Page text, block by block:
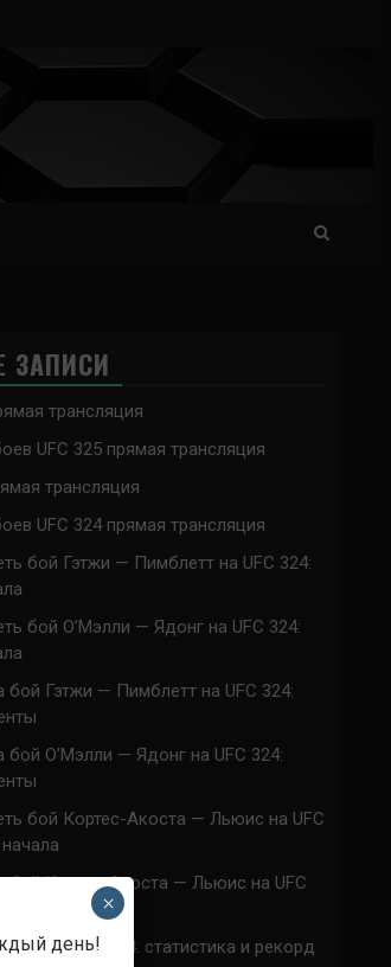
ЗАПИСИ
трансляция
UFC 325 прямая трансляция
трансляция
UFC 324 прямая трансляция
бой Гэтжи — Пимблетт на UFC 324:
бой О’Мэлли — Ядонг на UFC 324:
бой Гэтжи — Пимблетт на UFC 324:
бой О’Мэлли — Ядонг на UFC 324:
бой Кортес-Акоста — Льюис на UFC
бой Кортес-Акоста — Льюис на UFC
на UFC 324: статистика и рекорд
день!
×